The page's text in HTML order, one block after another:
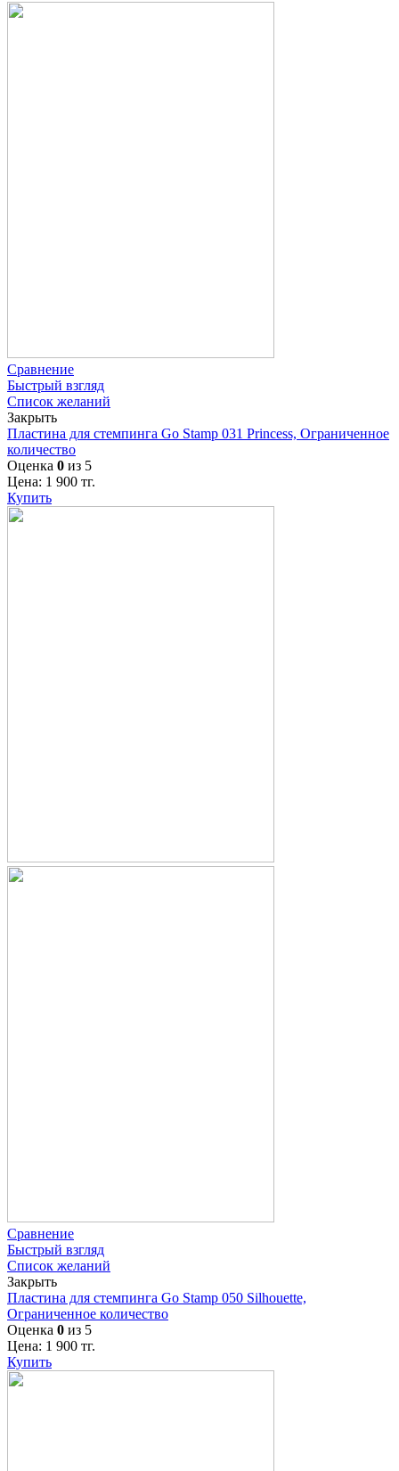
Сравнение
Быстрый взгляд
Список желаний
Закрыть
Пластина для стемпинга Go Stamp 031 Princess, Ограниченное
количество
Оценка 0 из 5
Цена: 1 900 тг.
Купить
Сравнение
Быстрый взгляд
Список желаний
Закрыть
Пластина для стемпинга Go Stamp 050 Silhouette,
Ограниченное количество
Оценка 0 из 5
Цена: 1 900 тг.
Купить